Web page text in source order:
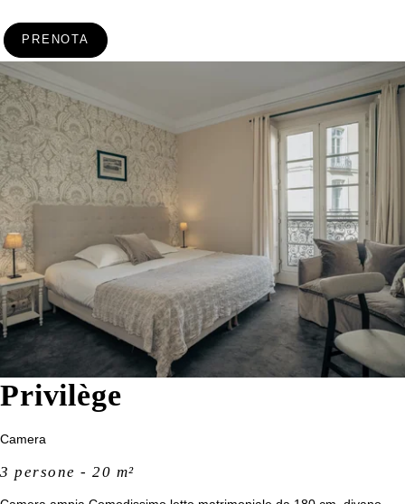
PRENOTA
Privilège
Camera
3 persone - 20 m²
Casa
Appartamenti
Camere
Services
Offerte
Nome*:
Telefono :
Data di arrivo :
Data di partenza :